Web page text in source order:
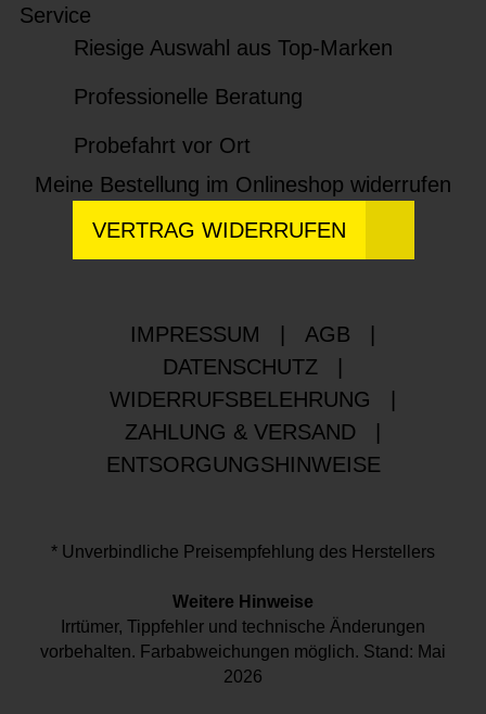
Service
Riesige Auswahl aus Top-Marken
Professionelle Beratung
Probefahrt vor Ort
Meine Bestellung im Onlineshop widerrufen
VERTRAG WIDERRUFEN
IMPRESSUM AGB
DATENSCHUTZ
WIDERRUFSBELEHRUNG
ZAHLUNG & VERSAND
ENTSORGUNGSHINWEISE
* Unverbindliche Preisempfehlung des Herstellers
Weitere Hinweise
Irrtümer, Tippfehler und technische Änderungen
vorbehalten. Farbabweichungen möglich. Stand: Mai
2026